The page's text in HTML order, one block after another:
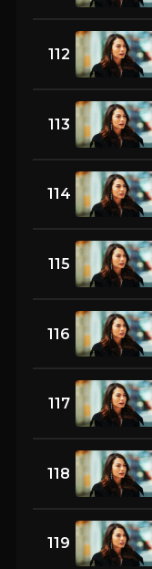
112
113
114
115
116
117
118
119